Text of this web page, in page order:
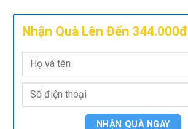
Nhận Quà Lên Đến 344.000đ